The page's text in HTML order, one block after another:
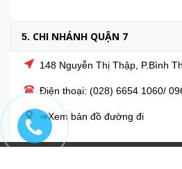
5. CHI NHÁNH QUẬN 7
148 Nguyễn Thị Thập, P.Bình
Điện thoại: (028) 6654 1060/
⇒Xem bản đồ đường đi